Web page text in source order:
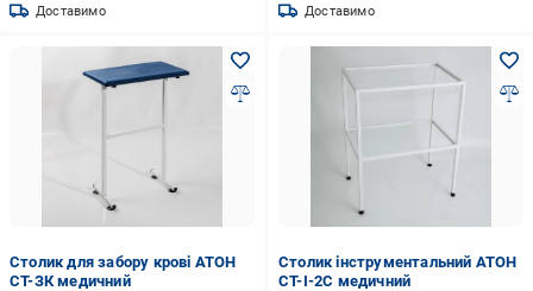
Доставимо Доставимо
Столик для забору крові АТОН
СТ-ЗК медичний
Столик інструментальний АТОН
СТ-І-2С медичний